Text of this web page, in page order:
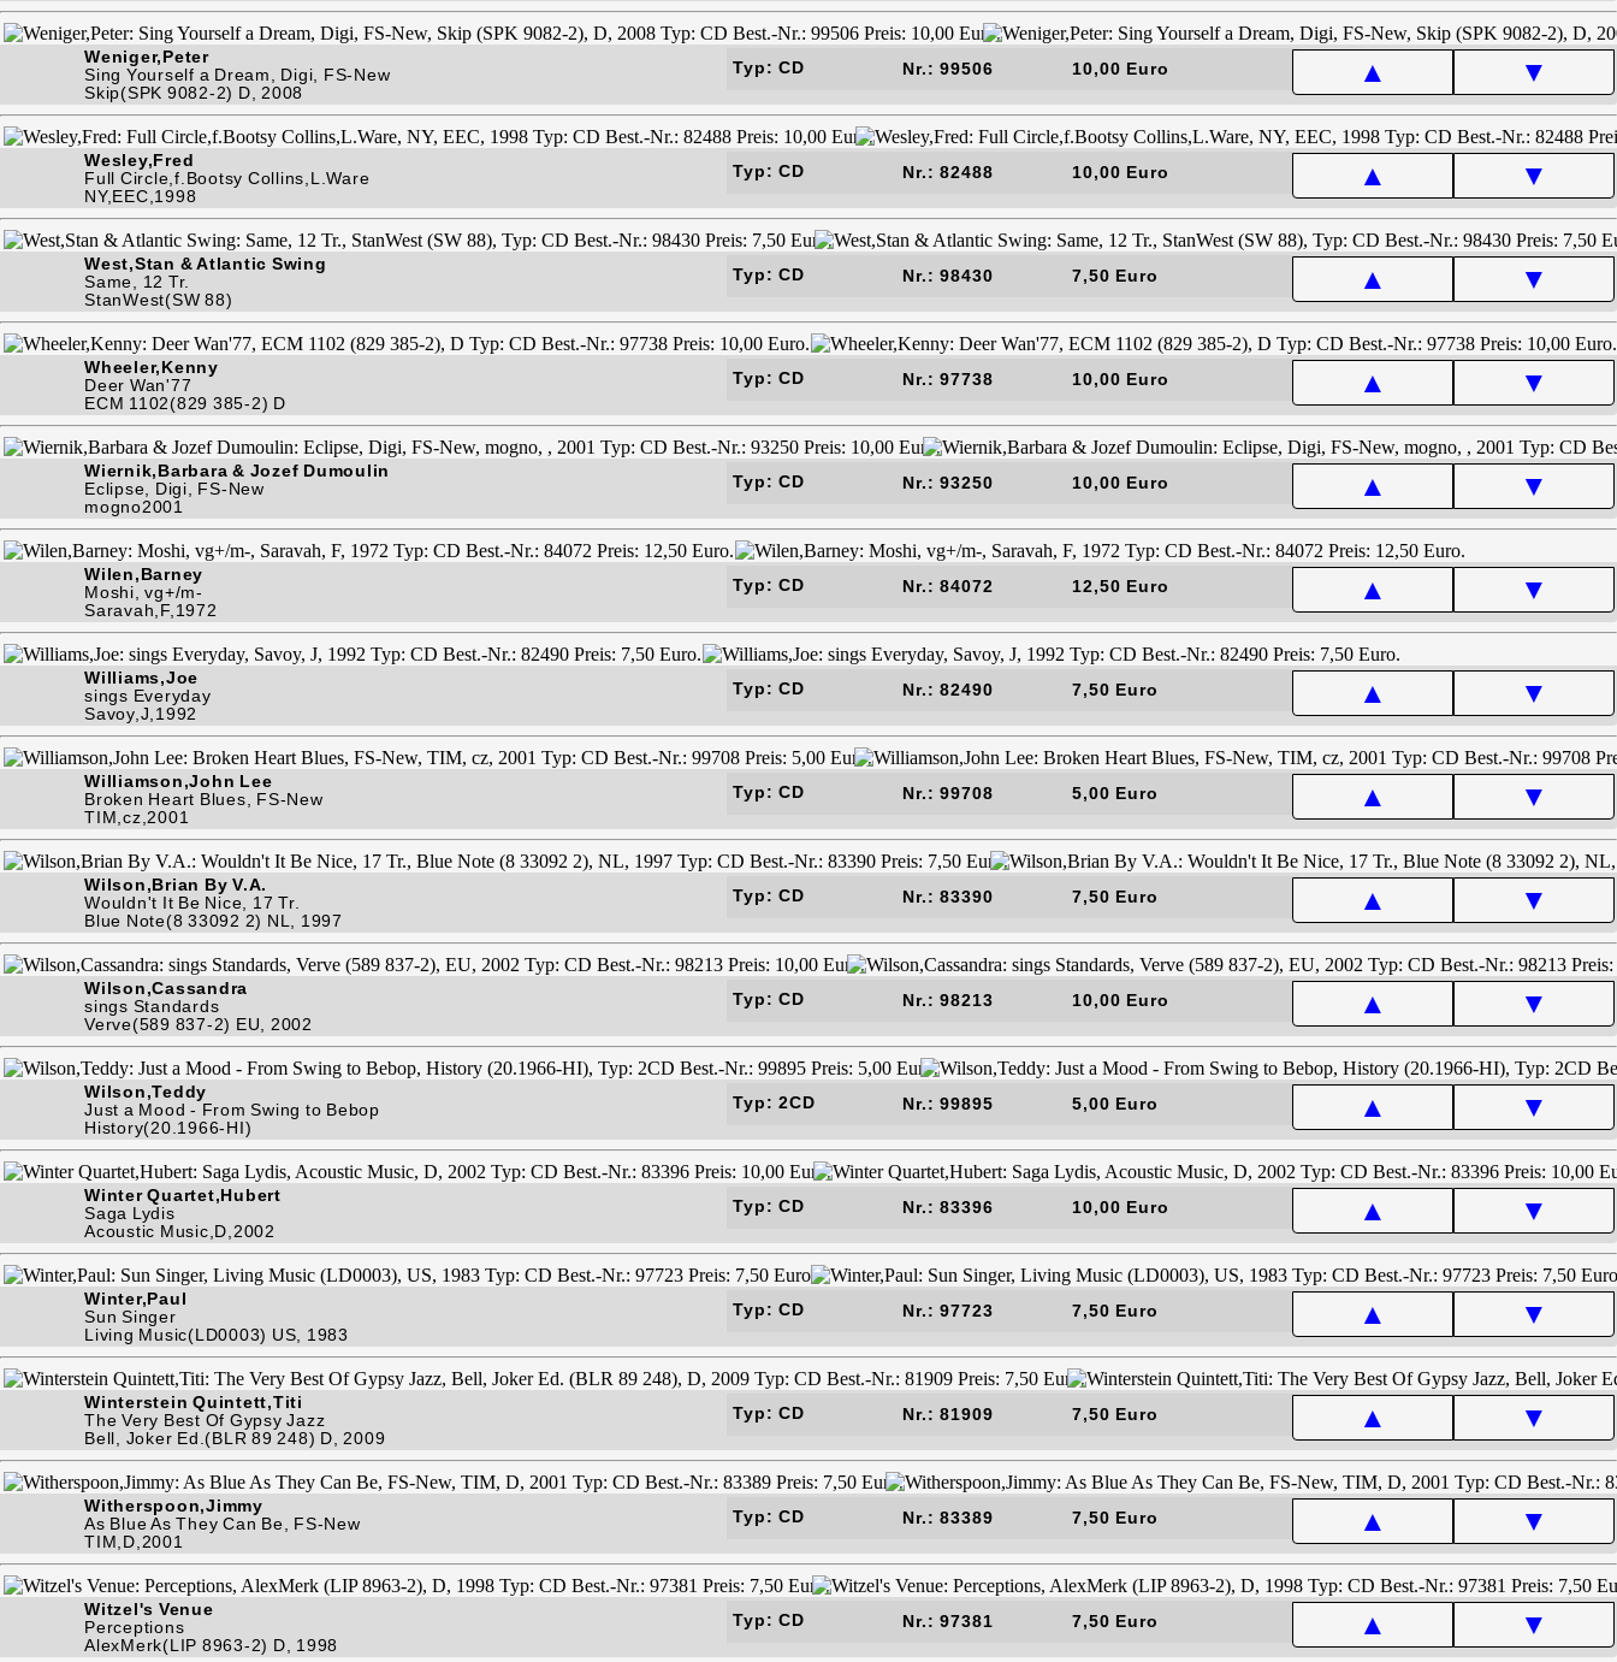
Weniger,Peter
Sing Yourself a Dream, Digi, FS-New
Skip(SPK 9082-2) D, 2008
Typ: CD Nr.: 99506 10,00 Euro ▲ ▼
Wesley,Fred
Full Circle,f.Bootsy Collins,L.Ware
NY,EEC,1998
Typ: CD Nr.: 82488 10,00 Euro ▲ ▼
West,Stan & Atlantic Swing
Same, 12 Tr.
StanWest(SW 88)
Typ: CD Nr.: 98430 7,50 Euro ▲ ▼
Wheeler,Kenny
Deer Wan'77
ECM 1102(829 385-2) D
Typ: CD Nr.: 97738 10,00 Euro ▲ ▼
Wiernik,Barbara & Jozef Dumoulin
Eclipse, Digi, FS-New
mogno2001
Typ: CD Nr.: 93250 10,00 Euro ▲ ▼
Wilen,Barney
Moshi, vg+/m-
Saravah,F,1972
Typ: CD Nr.: 84072 12,50 Euro ▲ ▼
Williams,Joe
sings Everyday
Savoy,J,1992
Typ: CD Nr.: 82490 7,50 Euro ▲ ▼
Williamson,John Lee
Broken Heart Blues, FS-New
TIM,cz,2001
Typ: CD Nr.: 99708 5,00 Euro ▲ ▼
Wilson,Brian By V.A.
Wouldn't It Be Nice, 17 Tr.
Blue Note(8 33092 2) NL, 1997
Typ: CD Nr.: 83390 7,50 Euro ▲ ▼
Wilson,Cassandra
sings Standards
Verve(589 837-2) EU, 2002
Typ: CD Nr.: 98213 10,00 Euro ▲ ▼
Wilson,Teddy
Just a Mood - From Swing to Bebop
History(20.1966-HI)
Typ: 2CD Nr.: 99895 5,00 Euro ▲ ▼
Winter Quartet,Hubert
Saga Lydis
Acoustic Music,D,2002
Typ: CD Nr.: 83396 10,00 Euro ▲ ▼
Winter,Paul
Sun Singer
Living Music(LD0003) US, 1983
Typ: CD Nr.: 97723 7,50 Euro ▲ ▼
Winterstein Quintett,Titi
The Very Best Of Gypsy Jazz
Bell, Joker Ed.(BLR 89 248) D, 2009
Typ: CD Nr.: 81909 7,50 Euro ▲ ▼
Witherspoon,Jimmy
As Blue As They Can Be, FS-New
TIM,D,2001
Typ: CD Nr.: 83389 7,50 Euro ▲ ▼
Witzel's Venue
Perceptions
AlexMerk(LIP 8963-2) D, 1998
Typ: CD Nr.: 97381 7,50 Euro ▲ ▼